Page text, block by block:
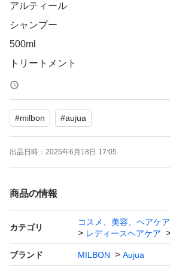
アルティール
シャンプー
500ml
トリートメント
500g
#milbon #aujua
出品日時： 2025年6月18日 17:05
商品の情報
カテゴリ
コスメ、美容、ヘアケア
レディースヘアケア
ブランド MILBON Aujua